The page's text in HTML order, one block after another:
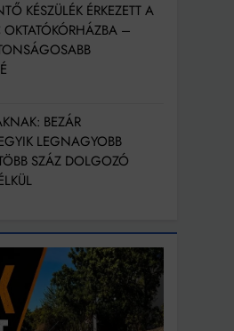
KÉSZÜLÉK ÉRKEZETT A
–
BEZÁR
LEGNAGYOBB
SZÁZ DOLGOZÓ